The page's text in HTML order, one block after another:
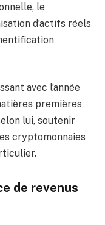
le
d’actifs réels
avec l’année
premières
lui, soutenir
cryptomonnaies
de revenus